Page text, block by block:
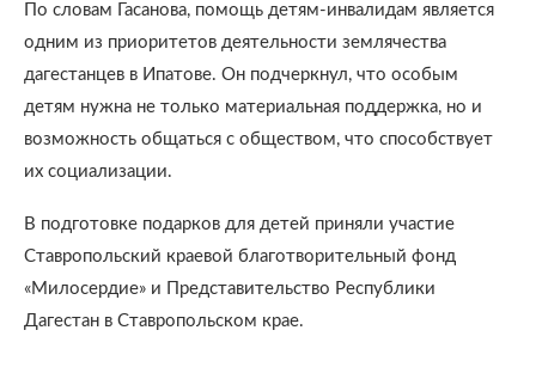
По словам Гасанова, помощь детям-инвалидам является
одним из приоритетов деятельности землячества
дагестанцев в Ипатове. Он подчеркнул, что особым
детям нужна не только материальная поддержка, но и
возможность общаться с обществом, что способствует
их социализации.
В подготовке подарков для детей приняли участие
Ставропольский краевой благотворительный фонд
«Милосердие» и Представительство Республики
Дагестан в Ставропольском крае.